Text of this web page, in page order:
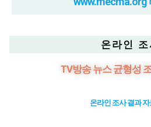
온라인 조
TV방송 뉴스 균형성
온라인 조사 결과 자